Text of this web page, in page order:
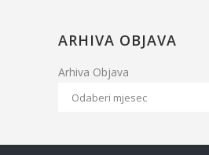
ARHIVA OBJAVA
Arhiva Objava